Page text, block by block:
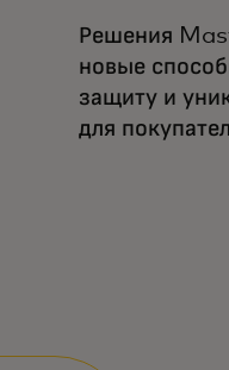
Решения
новые
защиту и
для